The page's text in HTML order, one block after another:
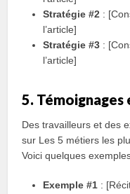
Stratégie #2 :
l’article]
Stratégie #3 :
l’article]
5.
Des travailleurs et des
sur Les 5 métiers les
Voici quelques
Exemple #1 :